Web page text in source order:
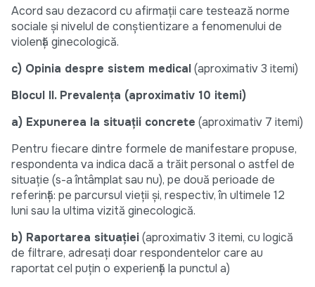
Acord sau dezacord cu afirmații care testează norme
sociale și nivelul de conștientizare a fenomenului de
violență ginecologică.
c) Opinia despre sistem medical(aproximativ 3 itemi)
Blocul II. Prevalența (aproximativ 10 itemi)
a) Expunerea la situații concrete (aproximativ 7 itemi)
Pentru fiecare dintre formele de manifestare propuse,
respondenta va indica dacă a trăit personal o astfel de
situație (s-a întâmplat sau nu), pe două perioade de
referință: pe parcursul vieții și, respectiv, în ultimele 12
luni sau la ultima vizită ginecologică.
b) Raportarea situației(aproximativ 3 itemi, cu logică
de filtrare, adresați doar respondentelor care au
raportat cel puțin o experiență la punctul a)